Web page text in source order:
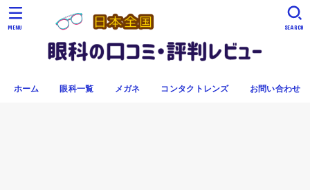
ホーム 眼科一覧 メガネ コンタクトレンズ お問い合わせ
SEARCH
MENU